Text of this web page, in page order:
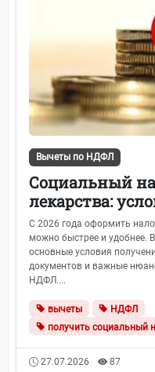
Вычеты по НДФЛ
Социальный
лекарства:
С 2026 года оформить
можно быстрее и удобнее.
основные условия
документов и важные
НДФЛ....
вычеты
НДФЛ
получить социальный
27.07.2026 87